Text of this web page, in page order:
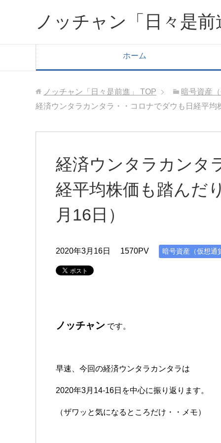
ノッチャン「日々是前
ホーム
ノッチャン「日々是前進」 TOP
暗号資産
経済ウンタラカンタラ・・コロナでダウも日経平
経済ウンタラカンタ
経平均株価も踏んだ
月16日）
2020年3月16日 1570PV 暗号資産（仮想通
ノッチャン です。
早速、今回の経済ウンタラカンタラは
2020年3月14-16日を中心に振り返ります。
（ザワッと気になるところだけ・・メモ）